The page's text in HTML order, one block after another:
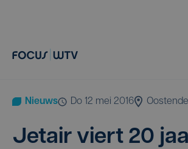
Nieuws do 12 mei 2016 Oostende
Jetair viert 20